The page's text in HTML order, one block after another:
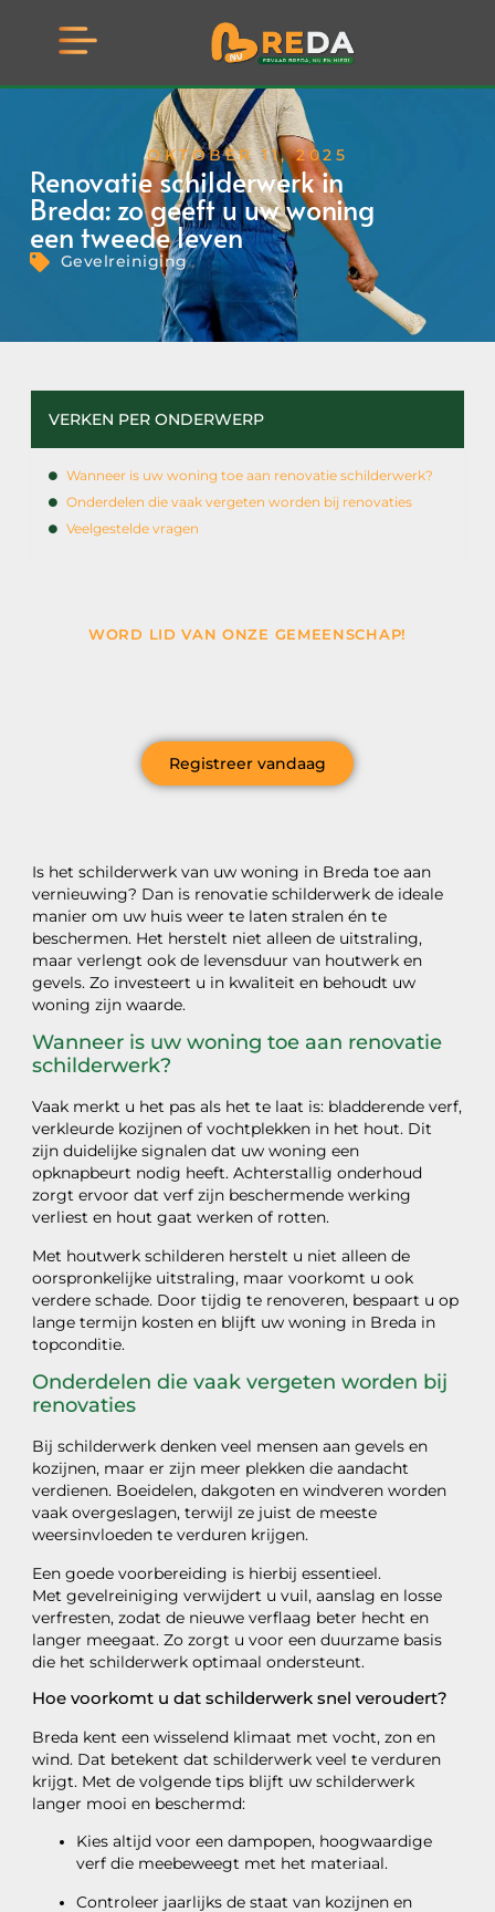
OKTOBER 11, 2025
Renovatie schilderwerk in
Breda: zo geeft u uw woning
een tweede leven
Gevelreiniging
Is het schilderwerk van uw woning in Breda toe aan
vernieuwing? Dan is renovatie schilderwerk de ideale
manier om uw huis weer te laten stralen én te
beschermen. Het herstelt niet alleen de uitstraling,
maar verlengt ook de levensduur van houtwerk en
gevels. Zo investeert u in kwaliteit en behoudt uw
woning zijn waarde.
Wanneer is uw woning toe aan renovatie
schilderwerk?
Vaak merkt u het pas als het te laat is: bladderende verf,
verkleurde kozijnen of vochtplekken in het hout. Dit
zijn duidelijke signalen dat uw woning een
opknapbeurt nodig heeft. Achterstallig onderhoud
zorgt ervoor dat verf zijn beschermende werking
verliest en hout gaat werken of rotten.
Met houtwerk schilderen herstelt u niet alleen de
oorspronkelijke uitstraling, maar voorkomt u ook
verdere schade. Door tijdig te renoveren, bespaart u op
lange termijn kosten en blijft uw woning in Breda in
topconditie.
Onderdelen die vaak vergeten worden bij
renovaties
Bij schilderwerk denken veel mensen aan gevels en
kozijnen, maar er zijn meer plekken die aandacht
verdienen. Boeidelen, dakgoten en windveren worden
vaak overgeslagen, terwijl ze juist de meeste
weersinvloeden te verduren krijgen.
Een goede voorbereiding is hierbij essentieel.
Met gevelreiniging verwijdert u vuil, aanslag en losse
verfresten, zodat de nieuwe verflaag beter hecht en
langer meegaat. Zo zorgt u voor een duurzame basis
die het schilderwerk optimaal ondersteunt.
Hoe voorkomt u dat schilderwerk snel veroudert?
Breda kent een wisselend klimaat met vocht, zon en
wind. Dat betekent dat schilderwerk veel te verduren
krijgt. Met de volgende tips blijft uw schilderwerk
langer mooi en beschermd:
Kies altijd voor een dampopen, hoogwaardige
verf die meebeweegt met het materiaal.
Controleer jaarlijks de staat van kozijnen en
VERKEN PER ONDERWERP
Wanneer is uw woning toe aan renovatie schilderwerk?
Onderdelen die vaak vergeten worden bij renovaties
Veelgestelde vragen
WORD LID VAN ONZE GEMEENSCHAP!
Registreer vandaag